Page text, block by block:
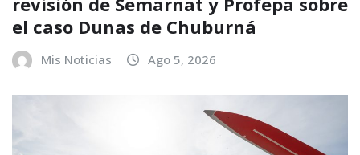
el caso Dunas de Chuburná
Mis Noticias Ago 5, 2026